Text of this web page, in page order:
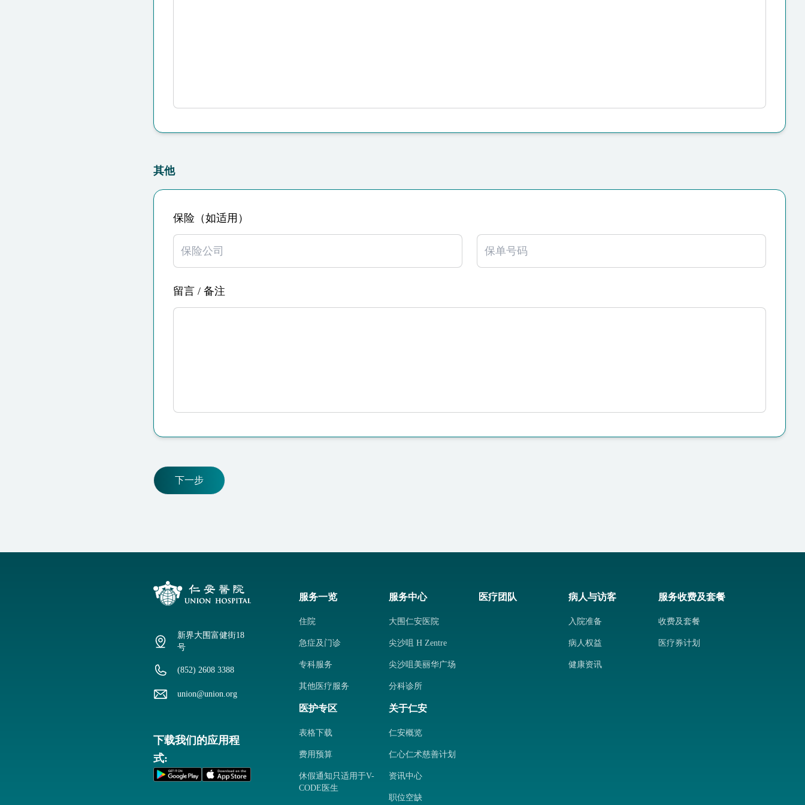
其他
保险（如适用）
留言 / 备注
下一步
新界大围富健街18
号
(852) 2608 3388
union@union.org
下载我们的应用程
式:
服务一览
住院
急症及门诊
专科服务
其他医疗服务
服务中心
大围仁安医院
尖沙咀 H Zentre
尖沙咀美丽华广场
分科诊所
医疗团队 病人与访客
入院准备
病人权益
健康资讯
服务收费及套餐
收费及套餐
医疗券计划
医护专区
表格下载
费用预算
休假通知只适用于V-
CODE医生
关于仁安
仁安概览
仁心仁术慈善计划
资讯中心
职位空缺